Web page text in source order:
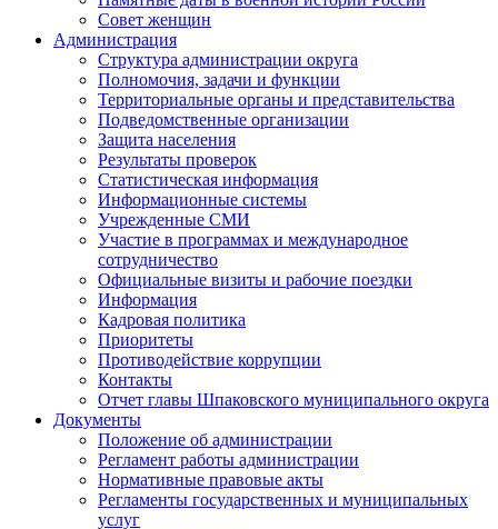
Совет женщин
Администрация
Структура администрации округа
Полномочия, задачи и функции
Территориальные органы и представительства
Подведомственные организации
Защита населения
Результаты проверок
Статистическая информация
Информационные системы
Учрежденные СМИ
Участие в программах и международное
сотрудничество
Официальные визиты и рабочие поездки
Информация
Кадровая политика
Приоритеты
Противодействие коррупции
Контакты
Отчет главы Шпаковского муниципального округа
Документы
Положение об администрации
Регламент работы администрации
Нормативные правовые акты
Регламенты государственных и муниципальных
услуг